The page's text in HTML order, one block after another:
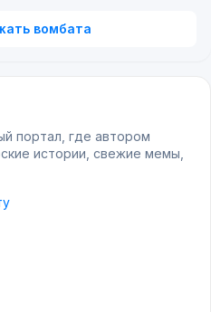
вомбата
портал, где автором
истории, свежие мемы,